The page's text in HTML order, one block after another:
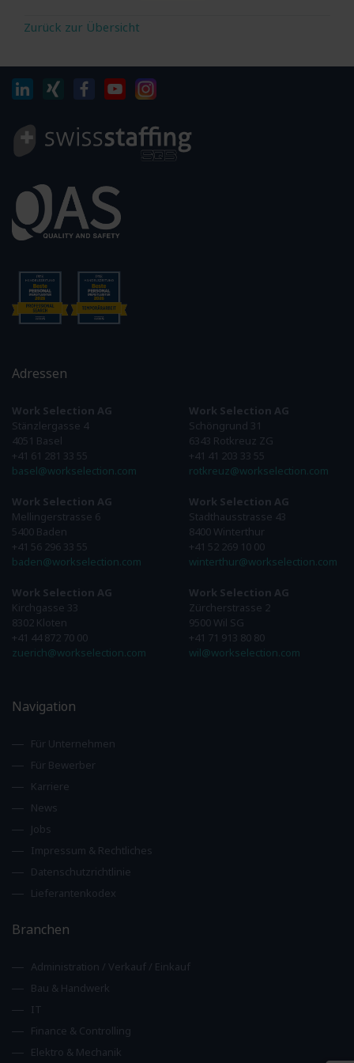
Zurück zur Übersicht
Adressen
Work Selection AG
Stänzlergasse 4
4051 Basel
+41 61 281 33 55
basel@workselection.com
Work Selection AG
Mellingerstrasse 6
5400 Baden
+41 56 296 33 55
baden@workselection.com
Work Selection AG
Kirchgasse 33
8302 Kloten
+41 44 872 70 00
zuerich@workselection.com
Work Selection AG
Schöngrund 31
6343 Rotkreuz ZG
+41 41 203 33 55
rotkreuz@workselection.com
Work Selection AG
Stadthausstrasse 43
8400 Winterthur
+41 52 269 10 00
winterthur@workselection.com
Work Selection AG
Zürcherstrasse 2
9500 Wil SG
+41 71 913 80 80
wil@workselection.com
Navigation
Für Unternehmen
Für Bewerber
Karriere
News
Jobs
Impressum & Rechtliches
Datenschutzrichtlinie
Lieferantenkodex
Branchen
Administration / Verkauf / Einkauf
Bau & Handwerk
IT
Finance & Controlling
Elektro & Mechanik